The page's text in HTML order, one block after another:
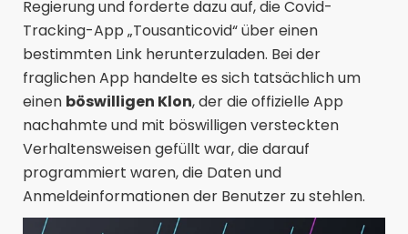
Regierung und forderte dazu auf, die Covid-
Tracking-App „Tousanticovid“ über einen
bestimmten Link herunterzuladen. Bei der
fraglichen App handelte es sich tatsächlich um
einen böswilligen Klon, der die offizielle App
nachahmte und mit böswilligen versteckten
Verhaltensweisen gefüllt war, die darauf
programmiert waren, die Daten und
Anmeldeinformationen der Benutzer zu stehlen.